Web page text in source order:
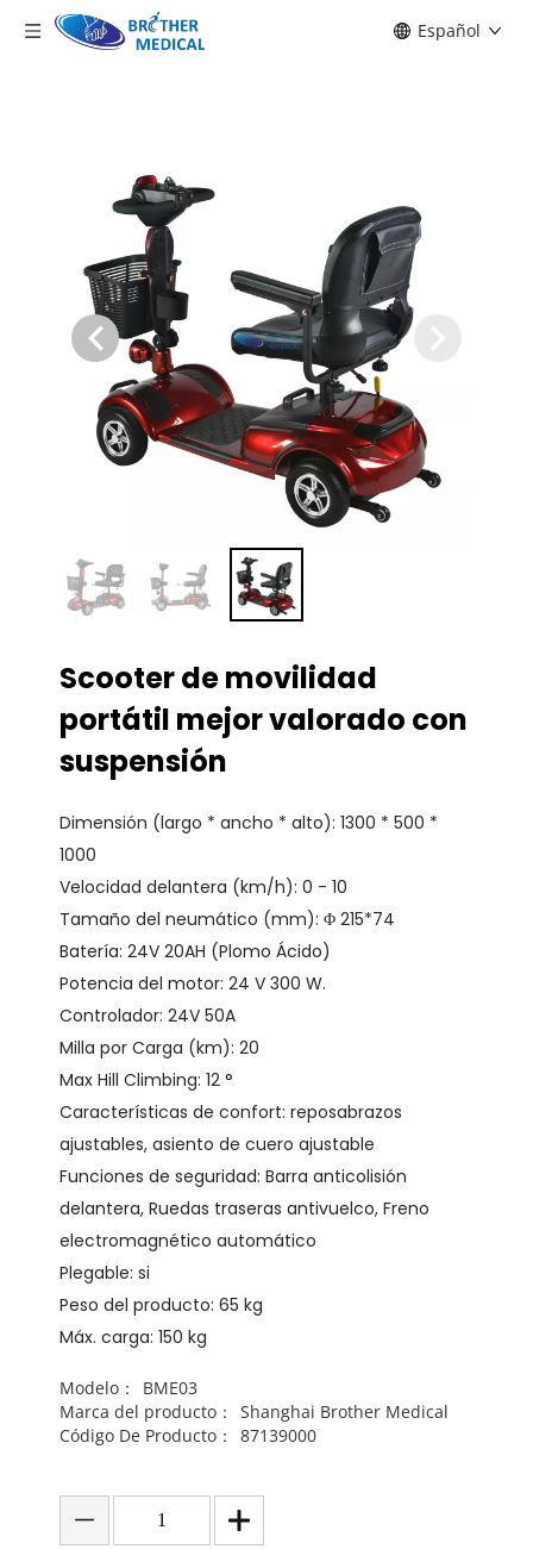
Español
Scooter de movilidad
portátil mejor valorado con
suspensión
Dimensión (largo * ancho * alto): 1300 * 500 *
1000
Velocidad delantera (km/h): 0 - 10
Tamaño del neumático (mm): Φ 215*74
Batería: 24V 20AH (Plomo Ácido)
Potencia del motor: 24 V 300 W.
Controlador: 24V 50A
Milla por Carga (km): 20
Max Hill Climbing: 12 °
Características de confort: reposabrazos
ajustables, asiento de cuero ajustable
Funciones de seguridad: Barra anticolisión
delantera, Ruedas traseras antivuelco, Freno
electromagnético automático
Plegable: si
Peso del producto: 65 kg
Máx. carga: 150 kg
Modelo：
BME03
Marca del producto：
Shanghai Brother Medical
Código De Producto：
87139000